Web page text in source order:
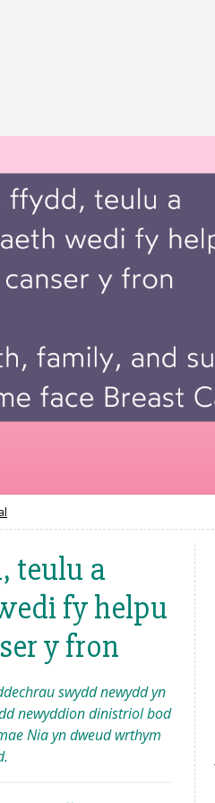
teulu a
fy helpu
y fron
swydd newydd yn
newyddion dinistriol bod
Nia yn dweud wrthym